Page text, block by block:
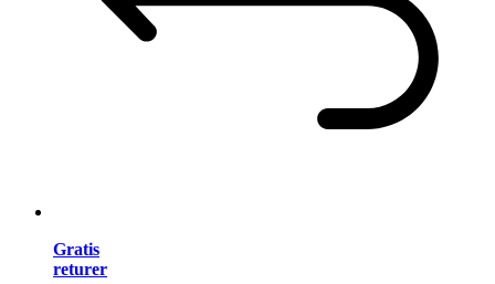
Gratis
returer